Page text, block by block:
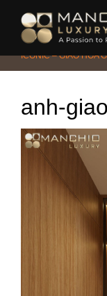
Home/CHUNG CƯ -
ICONIC – GIAO HÒA
anh-